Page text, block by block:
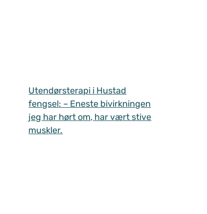
Utendørsterapi i Hustad
fengsel: – Eneste bivirkningen
jeg har hørt om, har vært stive
muskler.